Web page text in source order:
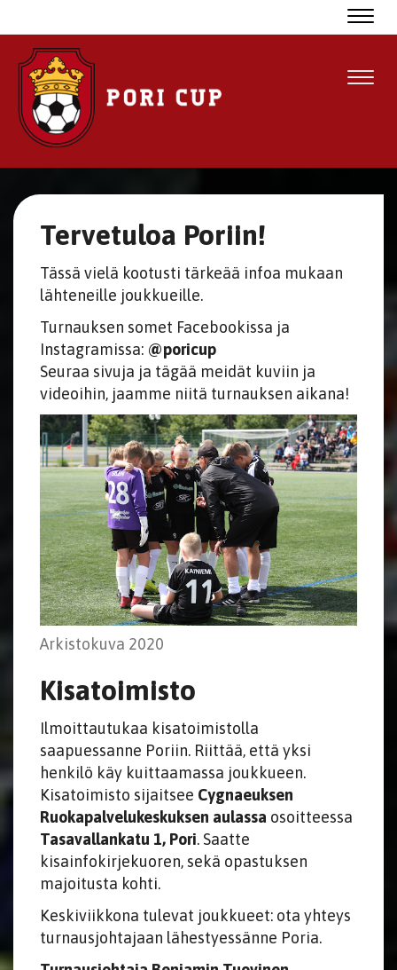
Tervetuloa Poriin!
Tässä vielä kootusti tärkeää infoa mukaan
lähteneille joukkueille.
Turnauksen somet Facebookissa ja
Instagramissa: @poricup
Seuraa sivuja ja tägää meidät kuviin ja
videoihin, jaamme niitä turnauksen aikana!
Arkistokuva 2020
Kisatoimisto
Ilmoittautukaa kisatoimistolla
saapuessanne Poriin. Riittää, että yksi
henkilö käy kuittaamassa joukkueen.
Kisatoimisto sijaitsee Cygnaeuksen
Ruokapalvelukeskuksen aulassa osoitteessa
Tasavallankatu 1, Pori. Saatte
kisainfokirjekuoren, sekä opastuksen
majoitusta kohti.
Keskiviikkona tulevat joukkueet: ota yhteys
turnausjohtajaan lähestyessänne Poria.